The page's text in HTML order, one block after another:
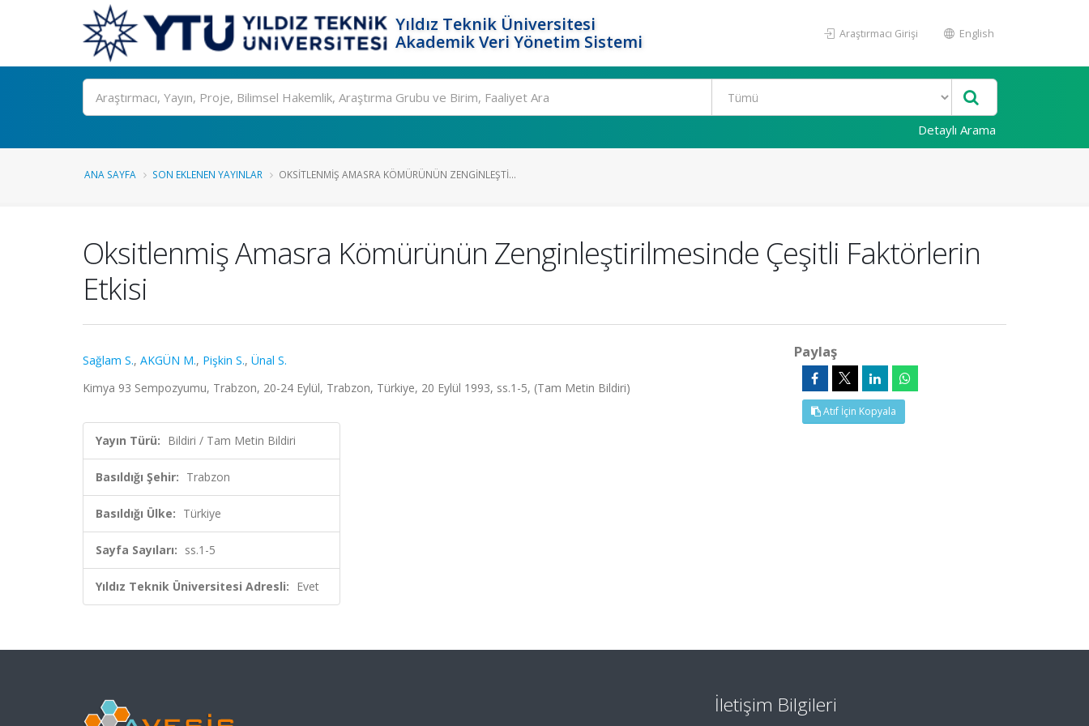
Yıldız Teknik Üniversitesi
Akademik Veri Yönetim Sistemi
Araştırmacı Girişi English
Ara
Detaylı Arama
ANA SAYFA SON EKLENEN YAYINLAR OKSITLENMIŞ AMASRA KÖMÜRÜNÜN ZENGINLEŞTI...
Oksitlenmiş Amasra Kömürünün Zenginleştirilmesinde Çeşitli Faktörlerin
Etkisi
Sağlam S., AKGÜN M., Pişkin S., Ünal S.
Kimya 93 Sempozyumu, Trabzon, 20-24 Eylül, Trabzon, Türkiye, 20 Eylül 1993, ss.1-5, (Tam Metin Bildiri)
Yayın Türü: Bildiri / Tam Metin Bildiri
Basıldığı Şehir: Trabzon
Basıldığı Ülke: Türkiye
Sayfa Sayıları: ss.1-5
Yıldız Teknik Üniversitesi Adresli: Evet
Paylaş
Atıf İçin Kopyala
İletişim Bilgileri